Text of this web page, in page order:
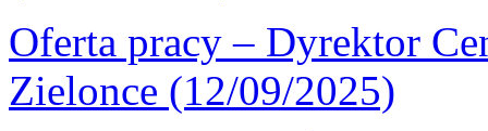
Oferta pracy – Dyrektor
Zielonce (12/09/2025)